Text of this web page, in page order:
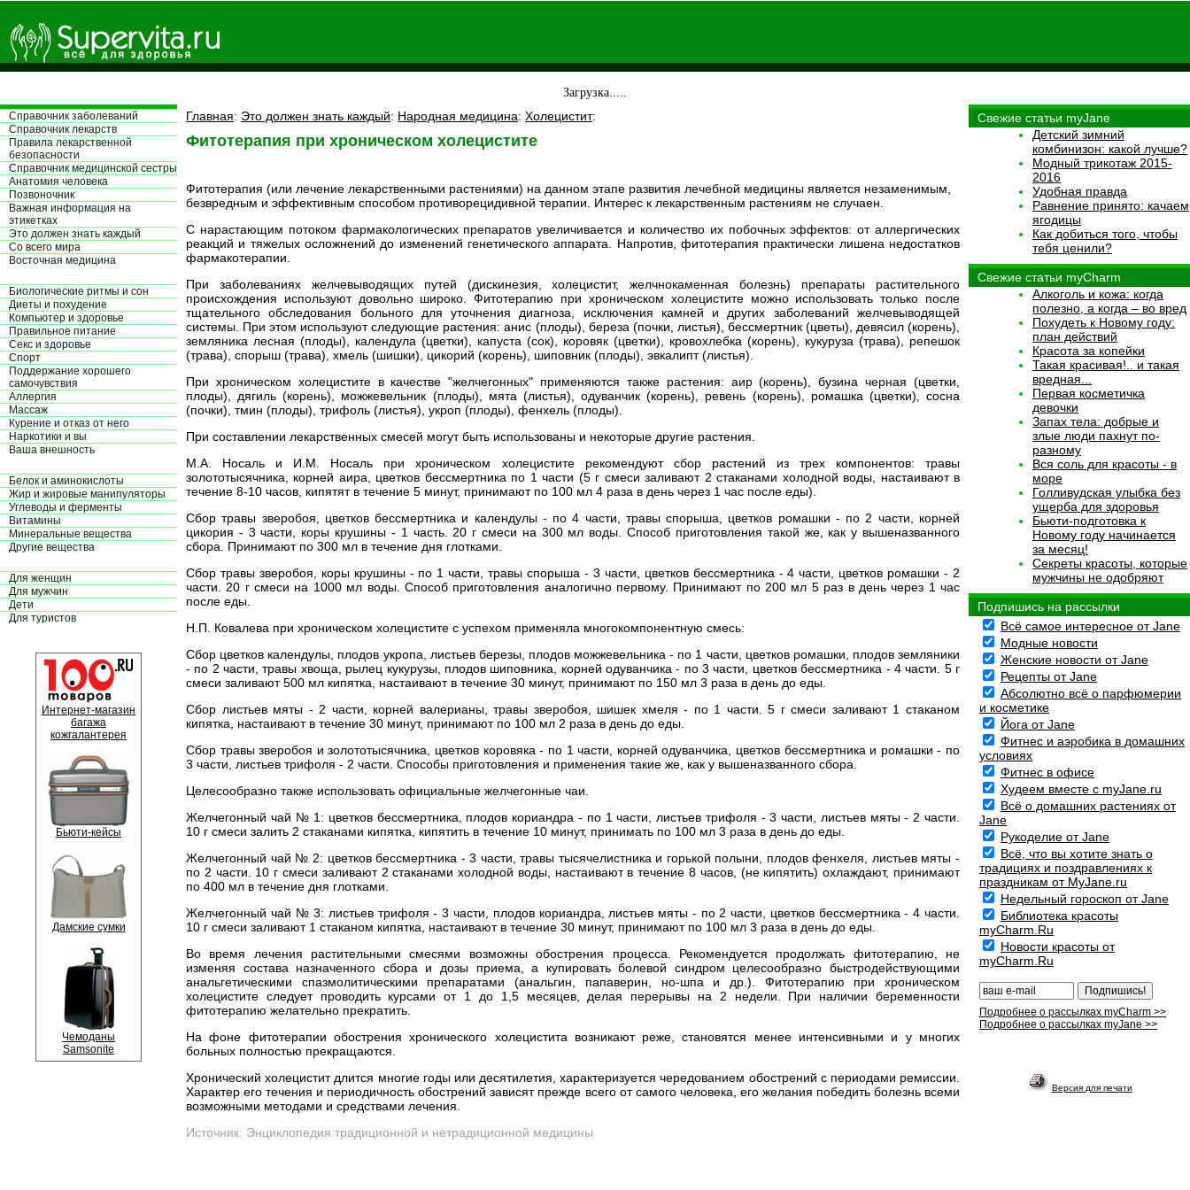
Загрузка.....
Справочник заболеваний
Справочник лекарств
Правила лекарственной
безопасности
Справочник медицинской сестры
Aнатомия человека
Позвоночник
Важная информация на
этикетках
Это должен знать каждый
Со всего мира
Восточная медицина
Биологические ритмы и сон
Диеты и похудение
Компьютер и здоровье
Правильное питание
Секс и здоровье
Спорт
Поддержание хорошего
самочувствия
Аллергия
Массаж
Курение и отказ от него
Наркотики и вы
Ваша внешность
Белок и аминокислоты
Жир и жировые манипуляторы
Углеводы и ферменты
Витамины
Минеральные вещества
Другие вещества
Для женщин
Для мужчин
Дети
Для туристов
Интернет-магазин
багажа
кожгалантерея
Бьюти-кейсы
Дамские сумки
Чемоданы
Samsonite
Главная: Это должен знать каждый: Народная медицина: Холецистит:
Фитотерапия при хроническом холецистите
Фитотерапия (или лечение лекарственными растениями) на данном этапе развития лечебной медицины является незаменимым,
безвредным и эффективным способом противорецидивной терапии. Интерес к лекарственным растениям не случаен.
С нарастающим потоком фармакологических препаратов увеличивается и количество их побочных эффектов: от аллергических
реакций и тяжелых осложнений до изменений генетического аппарата. Напротив, фитотерапия практически лишена недостатков
фармакотерапии.
При заболеваниях желчевыводящих путей (дискинезия, холецистит, желчнокаменная болезнь) препараты растительного
происхождения используют довольно широко. Фитотерапию при хроническом холецистите можно использовать только после
тщательного обследования больного для уточнения диагноза, исключения камней и других заболеваний желчевыводящей
системы. При этом используют следующие растения: анис (плоды), береза (почки, листья), бессмертник (цветы), девясил (корень),
земляника лесная (плоды), календула (цветки), капуста (сок), коровяк (цветки), кровохлебка (корень), кукуруза (трава), репешок
(трава), спорыш (трава), хмель (шишки), цикорий (корень), шиповник (плоды), эвкалипт (листья).
При хроническом холецистите в качестве "желчегонных" применяются также растения: аир (корень), бузина черная (цветки,
плоды), дягиль (корень), можжевельник (плоды), мята (листья), одуванчик (корень), ревень (корень), ромашка (цветки), сосна
(почки), тмин (плоды), трифоль (листья), укроп (плоды), фенхель (плоды).
При составлении лекарственных смесей могут быть использованы и некоторые другие растения.
М.А. Носаль и И.М. Носаль при хроническом холецистите рекомендуют сбор растений из трех компонентов: травы
золототысячника, корней аира, цветков бессмертника по 1 части (5 г смеси заливают 2 стаканами холодной воды, настаивают в
течение 8-10 часов, кипятят в течение 5 минут, принимают по 100 мл 4 раза в день через 1 час после еды).
Сбор травы зверобоя, цветков бессмертника и календулы - по 4 части, травы спорыша, цветков ромашки - по 2 части, корней
цикория - 3 части, коры крушины - 1 часть. 20 г смеси на 300 мл воды. Способ приготовления такой же, как у вышеназванного
сбора. Принимают по 300 мл в течение дня глотками.
Сбор травы зверобоя, коры крушины - по 1 части, травы спорыша - 3 части, цветков бессмертника - 4 части, цветков ромашки - 2
части. 20 г смеси на 1000 мл воды. Способ приготовления аналогично первому. Принимают по 200 мл 5 раз в день через 1 час
после еды.
Н.П. Ковалева при хроническом холецистите с успехом применяла многокомпонентную смесь:
Сбор цветков календулы, плодов укропа, листьев березы, плодов можжевельника - по 1 части, цветков ромашки, плодов земляники
- по 2 части, травы хвоща, рылец кукурузы, плодов шиповника, корней одуванчика - по 3 части, цветков бессмертника - 4 части. 5 г
смеси заливают 500 мл кипятка, настаивают в течение 30 минут, принимают по 150 мл 3 раза в день до еды.
Сбор листьев мяты - 2 части, корней валерианы, травы зверобоя, шишек хмеля - по 1 части. 5 г смеси заливают 1 стаканом
кипятка, настаивают в течение 30 минут, принимают по 100 мл 2 раза в день до еды.
Сбор травы зверобоя и золототысячника, цветков коровяка - по 1 части, корней одуванчика, цветков бессмертника и ромашки - по
3 части, листьев трифоля - 2 части. Способы приготовления и применения такие же, как у вышеназванного сбора.
Целесообразно также использовать официальные желчегонные чаи.
Желчегонный чай № 1: цветков бессмертника, плодов кориандра - по 1 части, листьев трифоля - 3 части, листьев мяты - 2 части.
10 г смеси залить 2 стаканами кипятка, кипятить в течение 10 минут, принимать по 100 мл 3 раза в день до еды.
Желчегонный чай № 2: цветков бессмертника - 3 части, травы тысячелистника и горькой полыни, плодов фенхеля, листьев мяты -
по 2 части. 10 г смеси заливают 2 стаканами холодной воды, настаивают в течение 8 часов, (не кипятить) охлаждают, принимают
по 400 мл в течение дня глотками.
Желчегонный чай № 3: листьев трифоля - 3 части, плодов кориандра, листьев мяты - по 2 части, цветков бессмертника - 4 части.
10 г смеси заливают 1 стаканом кипятка, настаивают в течение 30 минут, принимают по 100 мл 3 раза в день до еды.
Во время лечения растительными смесями возможны обострения процесса. Рекомендуется продолжать фитотерапию, не
изменяя состава назначенного сбора и дозы приема, а купировать болевой синдром целесообразно быстродействующими
анальгетическими спазмолитическими препаратами (анальгин, папаверин, но-шпа и др.). Фитотерапию при хроническом
холецистите следует проводить курсами от 1 до 1,5 месяцев, делая перерывы на 2 недели. При наличии беременности
фитотерапию желательно прекратить.
На фоне фитотерапии обострения хронического холецистита возникают реже, становятся менее интенсивными и у многих
больных полностью прекращаются.
Хронический холецистит длится многие годы или десятилетия, характеризуется чередованием обострений с периодами ремиссии.
Характер его течения и периодичность обострений зависят прежде всего от самого человека, его желания победить болезнь всеми
возможными методами и средствами лечения.
Источник: Энциклопедия традиционной и нетрадиционной медицины
Свежие статьи myJane
Детский зимний
комбинизон: какой лучше?
Модный трикотаж 2015-
2016
Удобная правда
Равнение принято: качаем
ягодицы
Как добиться того, чтобы
тебя ценили?
Свежие статьи myCharm
Алкоголь и кожа: когда
полезно, а когда – во вред
Похудеть к Новому году:
план действий
Красота за копейки
Такая красивая!.. и такая
вредная...
Первая косметичка
девочки
Запах тела: добрые и
злые люди пахнут по-
разному
Вся соль для красоты - в
море
Голливудская улыбка без
ущерба для здоровья
Бьюти-подготовка к
Новому году начинается
за месяц!
Секреты красоты, которые
мужчины не одобряют
Подпишись на рассылки
Всё самое интересное от Jane
Модные новости
Женские новости от Jane
Рецепты от Jane
Абсолютно всё о парфюмерии
и косметике
Йога от Jane
Фитнес и аэробика в домашних
условиях
Фитнес в офисе
Худеем вместе с myJane.ru
Всё о домашних растениях от
Jane
Рукоделие от Jane
Всё, что вы хотите знать о
традициях и поздравлениях к
праздникам от MyJane.ru
Недельный гороскоп от Jane
Библиотека красоты
myCharm.Ru
Новости красоты от
myCharm.Ru
Подробнее о рассылках myCharm >>
Подробнее о рассылках myJane >>
Версия для печати